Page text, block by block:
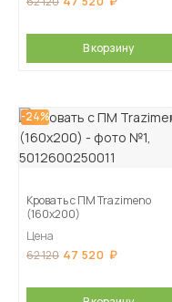
В корзину
-24%
Кровать с ПМ Trazimeno
(160х200)
Цена
62 120 47 520